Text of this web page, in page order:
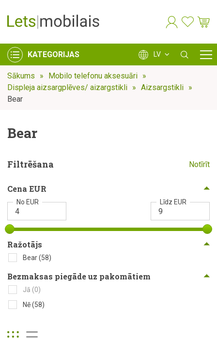
KATEGORIJAS LV
Sākums
Mobilo telefonu aksesuāri
Displeja aizsargplēves/ aizargstikli
Aizsargstikli
Bear
Bear
Filtrēšana Notīrīt
Cena EUR
No EUR Līdz EUR
Ražotājs
Bear(58)
Bezmaksas piegāde uz pakomātiem
Jā (0)
Nē(58)